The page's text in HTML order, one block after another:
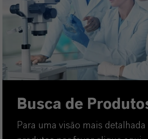
Busca de
Para uma visão mais detalhada